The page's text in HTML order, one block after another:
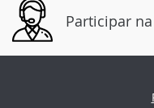
Participar